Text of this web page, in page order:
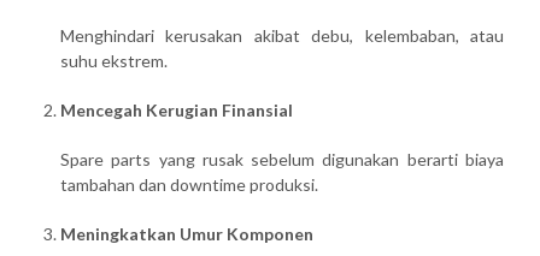
Menghindari kerusakan akibat debu, kelembaban, atau
suhu ekstrem.
Mencegah Kerugian Finansial
Spare parts yang rusak sebelum digunakan berarti biaya
tambahan dan downtime produksi.
Meningkatkan Umur Komponen